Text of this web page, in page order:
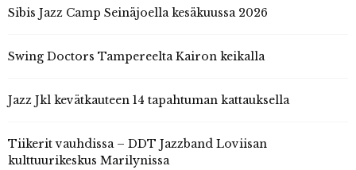
Sibis Jazz Camp Seinäjoella kesäkuussa 2026
Swing Doctors Tampereelta Kairon keikalla
Jazz Jkl kevätkauteen 14 tapahtuman kattauksella
Tiikerit vauhdissa – DDT Jazzband Loviisan
kulttuurikeskus Marilynissa